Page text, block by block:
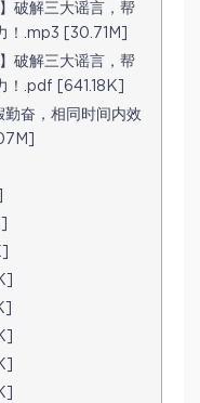
破解三大谣言，帮
！.mp3 [30.71M]
破解三大谣言，帮
！.pdf [641.18K]
奋，相同时间内效